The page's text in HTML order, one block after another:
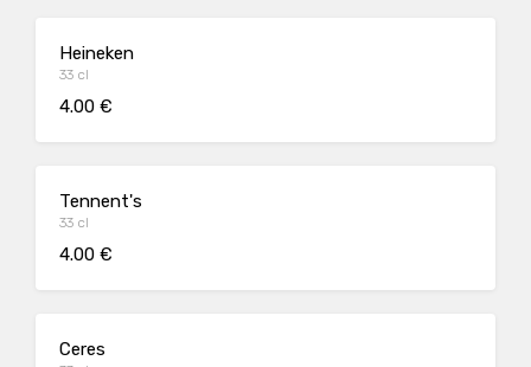
Heineken
33 cl
4.00 €
Tennent's
33 cl
4.00 €
Ceres